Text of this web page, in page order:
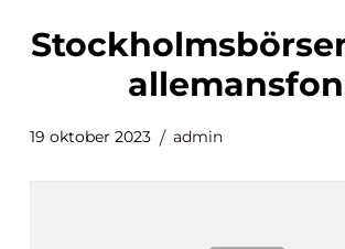
stockholmsbörsen robur
19 oktober 2023 admin